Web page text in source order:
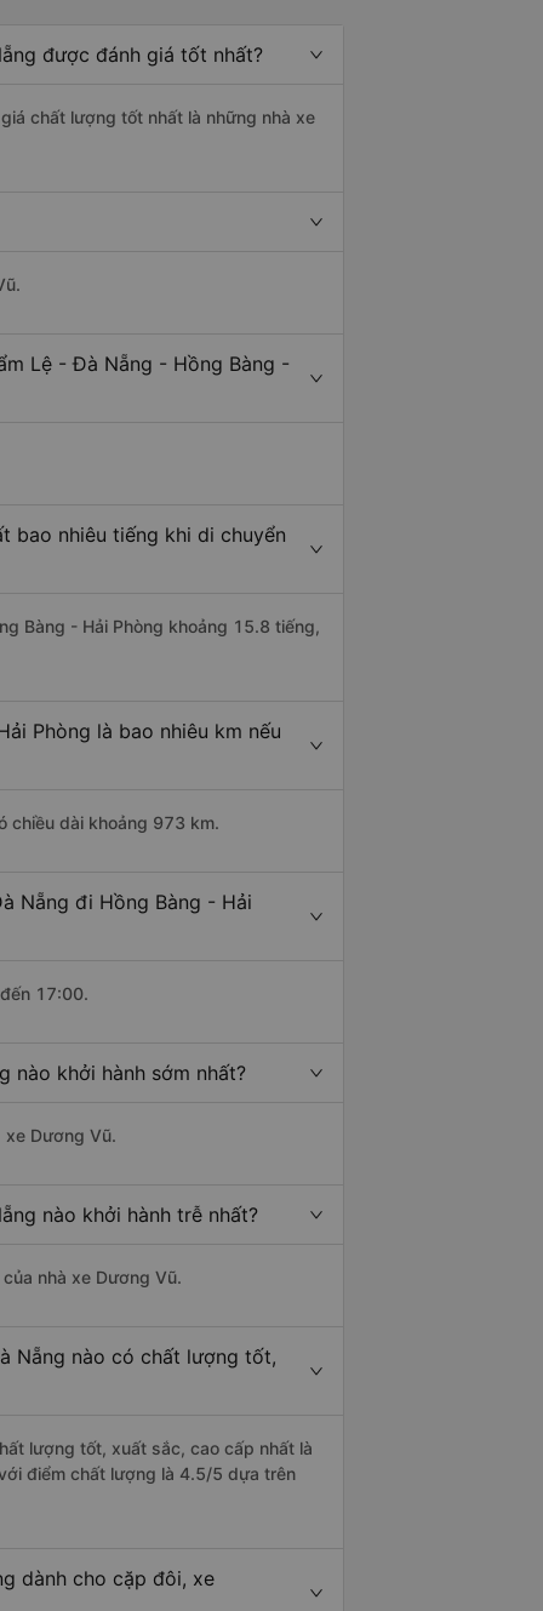
được đánh giá tốt nhất?
chất lượng tốt nhất là những nhà xe
Lệ - Đà Nẵng - Hồng Bàng -
bao nhiêu tiếng khi di chuyển
Bàng - Hải Phòng khoảng 15.8 tiếng,
Phòng là bao nhiêu km nếu
chiều dài khoảng 973 km.
Nẵng đi Hồng Bàng - Hải
17:00.
nào khởi hành sớm nhất?
xe Dương Vũ.
nào khởi hành trễ nhất?
nhà xe Dương Vũ.
Nẵng nào có chất lượng tốt,
lượng tốt, xuất sắc, cao cấp nhất là
điểm chất lượng là 4.5/5 dựa trên
dành cho cặp đôi, xe